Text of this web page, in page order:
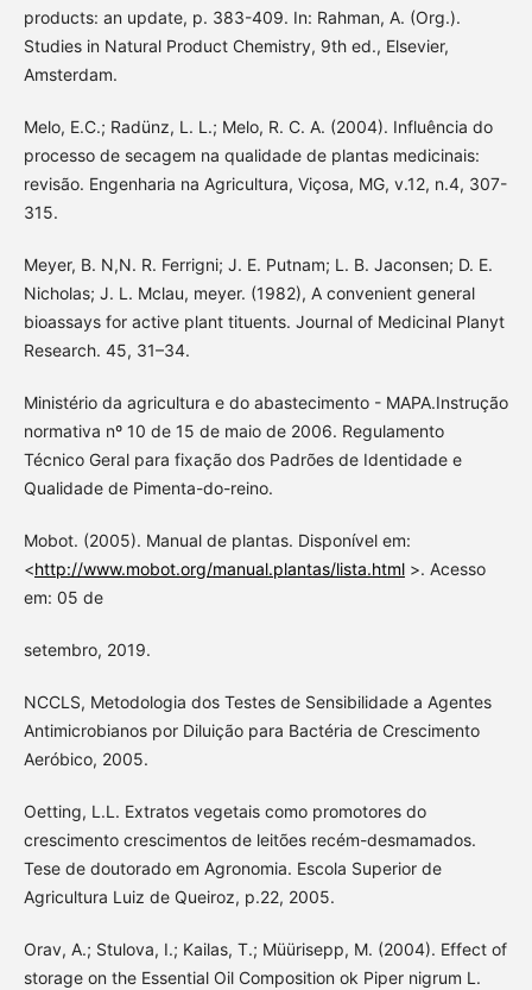
products: an update, p. 383-409. In: Rahman, A. (Org.).
Studies in Natural Product Chemistry, 9th ed., Elsevier,
Amsterdam.
Melo, E.C.; Radünz, L. L.; Melo, R. C. A. (2004). Influência do
processo de secagem na qualidade de plantas medicinais:
revisão. Engenharia na Agricultura, Viçosa, MG, v.12, n.4, 307-
315.
Meyer, B. N,N. R. Ferrigni; J. E. Putnam; L. B. Jaconsen; D. E.
Nicholas; J. L. Mclau, meyer. (1982), A convenient general
bioassays for active plant tituents. Journal of Medicinal Planyt
Research. 45, 31–34.
Ministério da agricultura e do abastecimento - MAPA.Instrução
normativa nº 10 de 15 de maio de 2006. Regulamento
Técnico Geral para fixação dos Padrões de Identidade e
Qualidade de Pimenta-do-reino.
Mobot. (2005). Manual de plantas. Disponível em:
<http://www.mobot.org/manual.plantas/lista.html>. Acesso
em: 05 de
setembro, 2019.
NCCLS, Metodologia dos Testes de Sensibilidade a Agentes
Antimicrobianos por Diluição para Bactéria de Crescimento
Aeróbico, 2005.
Oetting, L.L. Extratos vegetais como promotores do
crescimento crescimentos de leitões recém-desmamados.
Tese de doutorado em Agronomia. Escola Superior de
Agricultura Luiz de Queiroz, p.22, 2005.
Orav, A.; Stulova, I.; Kailas, T.; Müürisepp, M. (2004). Effect of
storage on the Essential Oil Composition ok Piper nigrum L.